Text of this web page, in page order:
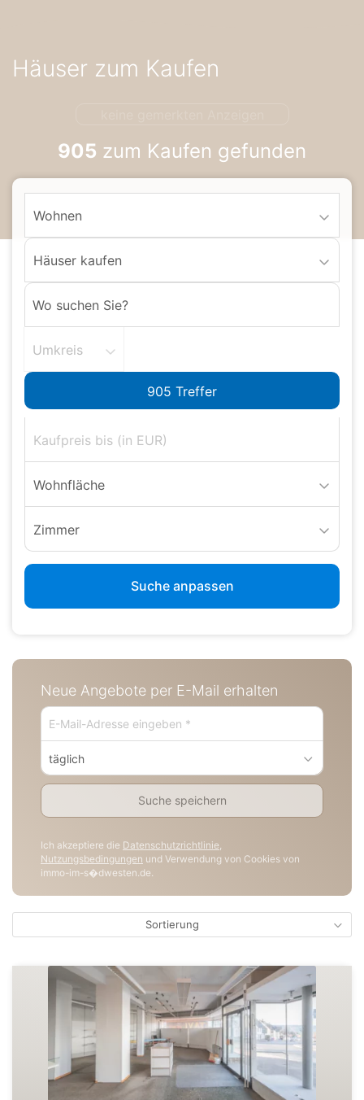
zur
Navigation
Häuser zum Kaufen
905 zum Kaufen gefunden
Wohnen
Häuser kaufen
Umkreis
Wohnfläche
Zimmer
Suche anpassen
Neue Angebote per E-Mail erhalten
täglich
Suche speichern
Ich akzeptiere die Datenschutzrichtlinie,
Nutzungsbedingungen und Verwendung von Cookies von
immo-im-s�dwesten.de.
Sortierung